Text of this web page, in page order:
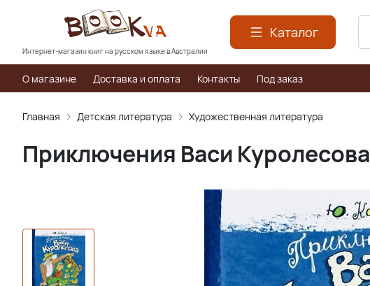
Интернет-магазин книг на русском языке в Австралии
Каталог
О магазине Доставка и оплата Контакты Под заказ
Главная Детская литература Художественная литература
Приключения Васи Куролесова